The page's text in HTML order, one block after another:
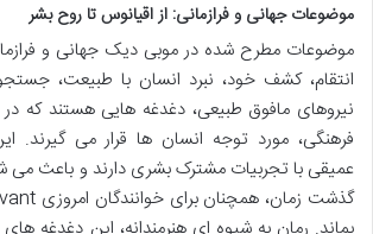
موضوعات جهانی و فرازمانی: از اقیانوس تا روح بشر
موضوعات مطرح شده در موبی دیک جهانی و
انتقام، کشف خود، نبرد انسان با طبیعت،
نیروهای مافوق طبیعی، دغدغه هایی هستند که
فرهنگی، مورد توجه انسان ها قرار می گیرند.
عمیقی با تجربیات مشترک بشری دارند و باعث می